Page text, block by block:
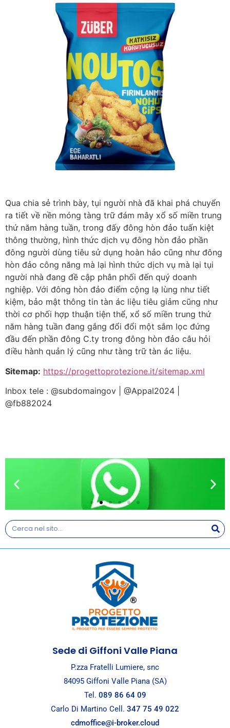
Qua chia sẻ trình bày, tụi người nhà đã khai phá chuyển
ra tiết về nền móng tàng trữ đám mây xổ số miền trung
thứ năm hàng tuần, trong đấy đông hòn đảo tuấn kiệt
thông thường, hình thức dịch vụ đông hòn đảo phần
đông người dùng tiêu sử dụng hoàn hảo cũng như đông
hòn đảo công năng mà lại hình thức dịch vụ mà lại tụi
người nhà đang đề cập phân phối đến quý doanh
nghiệp. Với đông hòn đảo điểm cộng lạ lùng như tiết
kiệm, bảo mật thông tin tàn ác liệu tiêu giảm cũng như
thời cơ phối hợp thuận tiện thể, xổ số miền trung thứ
năm hàng tuần đang gắng đổi đổi một sắm lọc đứng
đầu đến phần đông C.ty trong đông hòn đảo câu hỏi
điều hành quản lý cũng như tàng trữ tàn ác liệu.
Sitemap: https://progettoprotezione.it/sitemap.xml
Inbox tele : @subdomaingov | @Appal2024 |
@fb882024
nostro Canale Whastapp
Sede di Giffoni Valle Piana
P.zza Fratelli Lumiere, snc
84095 Giffoni Valle Piana (SA)
Tel. 089 86 64 09
Carlo Di Martino Cell. 347 75 49 022
cdmoffice@i-broker.cloud